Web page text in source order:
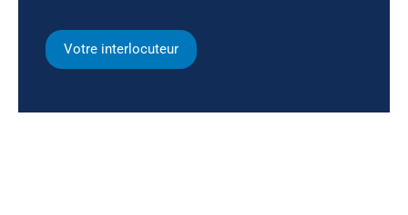
Votre interlocuteur